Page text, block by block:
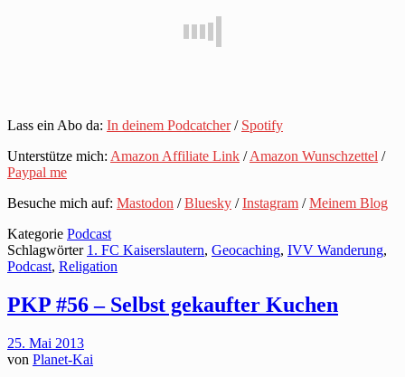
Lass ein Abo da: In deinem Podcatcher/ Spotify
Unterstütze mich: Amazon Affiliate Link /Amazon Wunschzettel /
Paypal me
Besuche mich auf: Mastodon /Bluesky /Instagram /Meinem Blog
Kategorie Podcast
Schlagwörter 1. FC Kaiserslautern, Geocaching, IVV Wanderung,
Podcast, Religation
PKP #56 – Selbst gekaufter Kuchen
25. Mai 2013
von Planet-Kai